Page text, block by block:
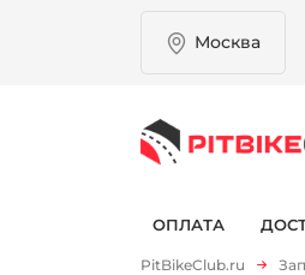
Москва
ОПЛАТА
PitBikeClub.ru